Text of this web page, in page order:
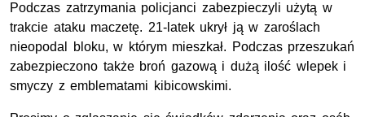
Podczas zatrzymania policjanci zabezpieczyli użytą w
trakcie ataku maczetę. 21-latek ukrył ją w zaroślach
nieopodal bloku, w którym mieszkał. Podczas przeszukań
zabezpieczono także broń gazową i dużą ilość wlepek i
smyczy z emblematami kibicowskimi.